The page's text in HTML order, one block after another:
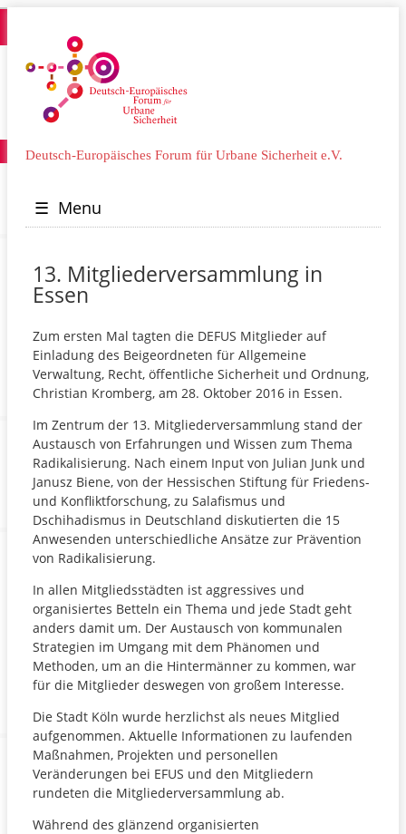
Deutsch-Europäisches Forum für Urbane Sicherheit e.V.
☰ Menu
13. Mitgliederversammlung in
Essen
Zum ersten Mal tagten die DEFUS Mitglieder auf
Einladung des Beigeordneten für Allgemeine
Verwaltung, Recht, öffentliche Sicherheit und Ordnung,
Christian Kromberg, am 28. Oktober 2016 in Essen.
Im Zentrum der 13. Mitgliederversammlung stand der
Austausch von Erfahrungen und Wissen zum Thema
Radikalisierung. Nach einem Input von Julian Junk und
Janusz Biene, von der Hessischen Stiftung für Friedens-
und Konfliktforschung, zu Salafismus und
Dschihadismus in Deutschland diskutierten die 15
Anwesenden unterschiedliche Ansätze zur Prävention
von Radikalisierung.
In allen Mitgliedsstädten ist aggressives und
organisiertes Betteln ein Thema und jede Stadt geht
anders damit um. Der Austausch von kommunalen
Strategien im Umgang mit dem Phänomen und
Methoden, um an die Hintermänner zu kommen, war
für die Mitglieder deswegen von großem Interesse.
Die Stadt Köln wurde herzlichst als neues Mitglied
aufgenommen. Aktuelle Informationen zu laufenden
Maßnahmen, Projekten und personellen
Veränderungen bei EFUS und den Mitgliedern
rundeten die Mitgliederversammlung ab.
Während des glänzend organisierten